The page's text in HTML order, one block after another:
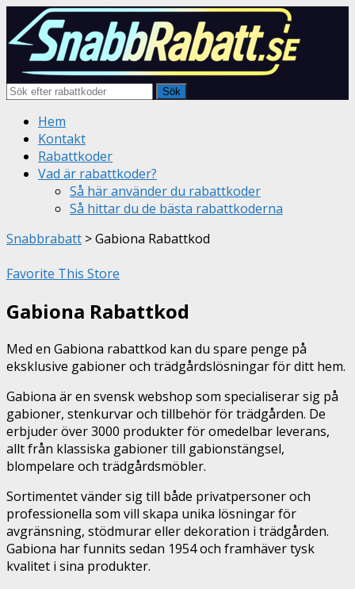
Sök
Skip
content
Hem
Kontakt
Rabattkoder
Vad är rabattkoder?
Så här använder du rabattkoder
Så hittar du de bästa rabattkoderna
Snabbrabatt >Gabiona Rabattkod
Favorite This Store
Gabiona Rabattkod
Med en Gabiona rabattkod kan du spare penge på
eksklusive gabioner och trädgårdslösningar för ditt hem.
Gabiona är en svensk webshop som specialiserar sig på
gabioner, stenkurvar och tillbehör för trädgården. De
erbjuder över 3000 produkter för omedelbar leverans,
allt från klassiska gabioner till gabionstängsel,
blompelare och trädgårdsmöbler.
Sortimentet vänder sig till både privatpersoner och
professionella som vill skapa unika lösningar för
avgränsning, stödmurar eller dekoration i trädgården.
Gabiona har funnits sedan 1954 och framhäver tysk
kvalitet i sina produkter.